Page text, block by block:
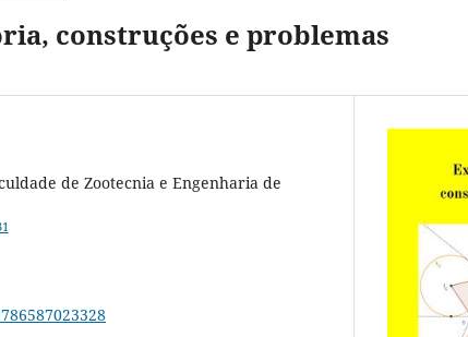
construções e problemas
de Zootecnia e Engenharia de